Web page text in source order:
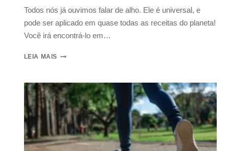
Todos nós já ouvimos falar de alho. Ele é universal, e
pode ser aplicado em quase todas as receitas do planeta!
Você irá encontrá-lo em…
LEIA MAIS